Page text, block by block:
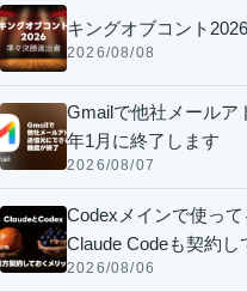
キングオブコント
2026/08/08
Gmailで他社メールア
年1月に終了します
2026/08/07
Codexメインで使っ
Claude Codeも契約し
2026/08/06